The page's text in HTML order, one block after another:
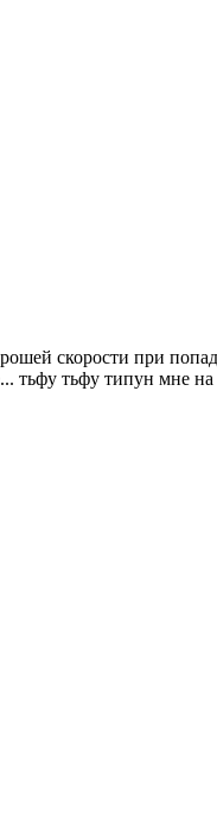
скорости при
тьфу тьфу типун мне